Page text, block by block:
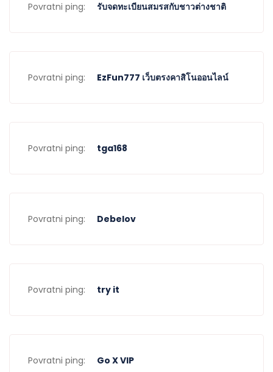
Povratni ping: รับจดทะเบียนสมรสกับชาวต่างชาติ
Povratni ping: EzFun777 เว็บตรงคาสิโนออนไลน์
Povratni ping: tga168
Povratni ping: Debelov
Povratni ping: try it
Povratni ping: Go X VIP